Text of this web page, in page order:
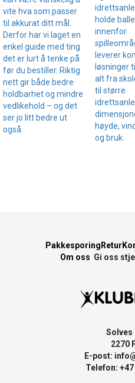
vite hva som passer
til akkurat ditt mål.
Derfor har vi laget en
enkel guide med ting
det er lurt å tenke på
før du bestiller. Riktig
nett gir både bedre
holdbarhet og mindre
vedlikehold – og det
ser jo litt bedre ut
også.
holde
innenfor
leverer
løsninger
alt fra
til større
høyde,
og bruk.
Pakkesporing Retur
Om oss Gi oss
Solves
2270
E-post:
Telefon: +47